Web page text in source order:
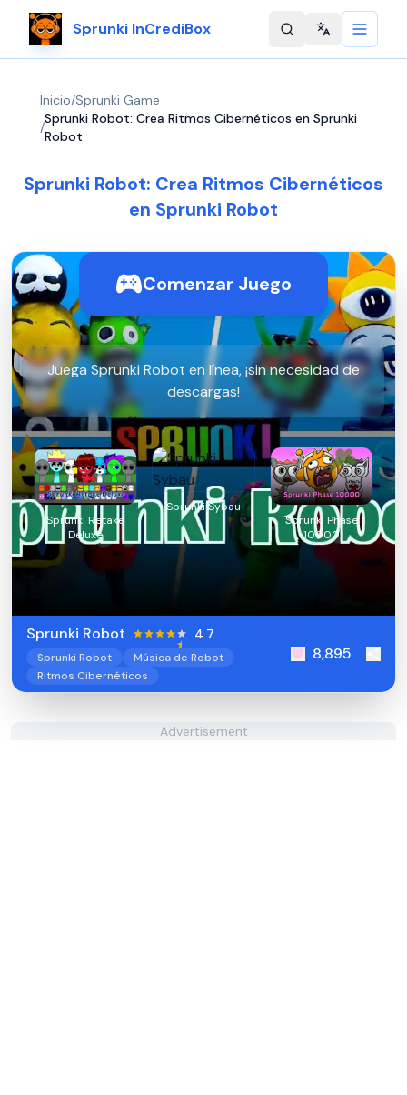
Sprunki InCrediBox Change
Inicio/Sprunki Game
/
Sprunki Robot: Crea Ritmos Cibernéticos en Sprunki
Robot
Sprunki Robot: Crea Ritmos Cibernéticos
en Sprunki Robot
Comenzar Juego
Juega Sprunki Robot en línea, ¡sin necesidad de
descargas!
Sprunki Retake
Deluxe
Sprunki Sybau
Sprunki Phase
10000
Sprunki Robot 4.7
Sprunki Robot
Música de Robot
Ritmos Cibernéticos
8,895
Advertisement